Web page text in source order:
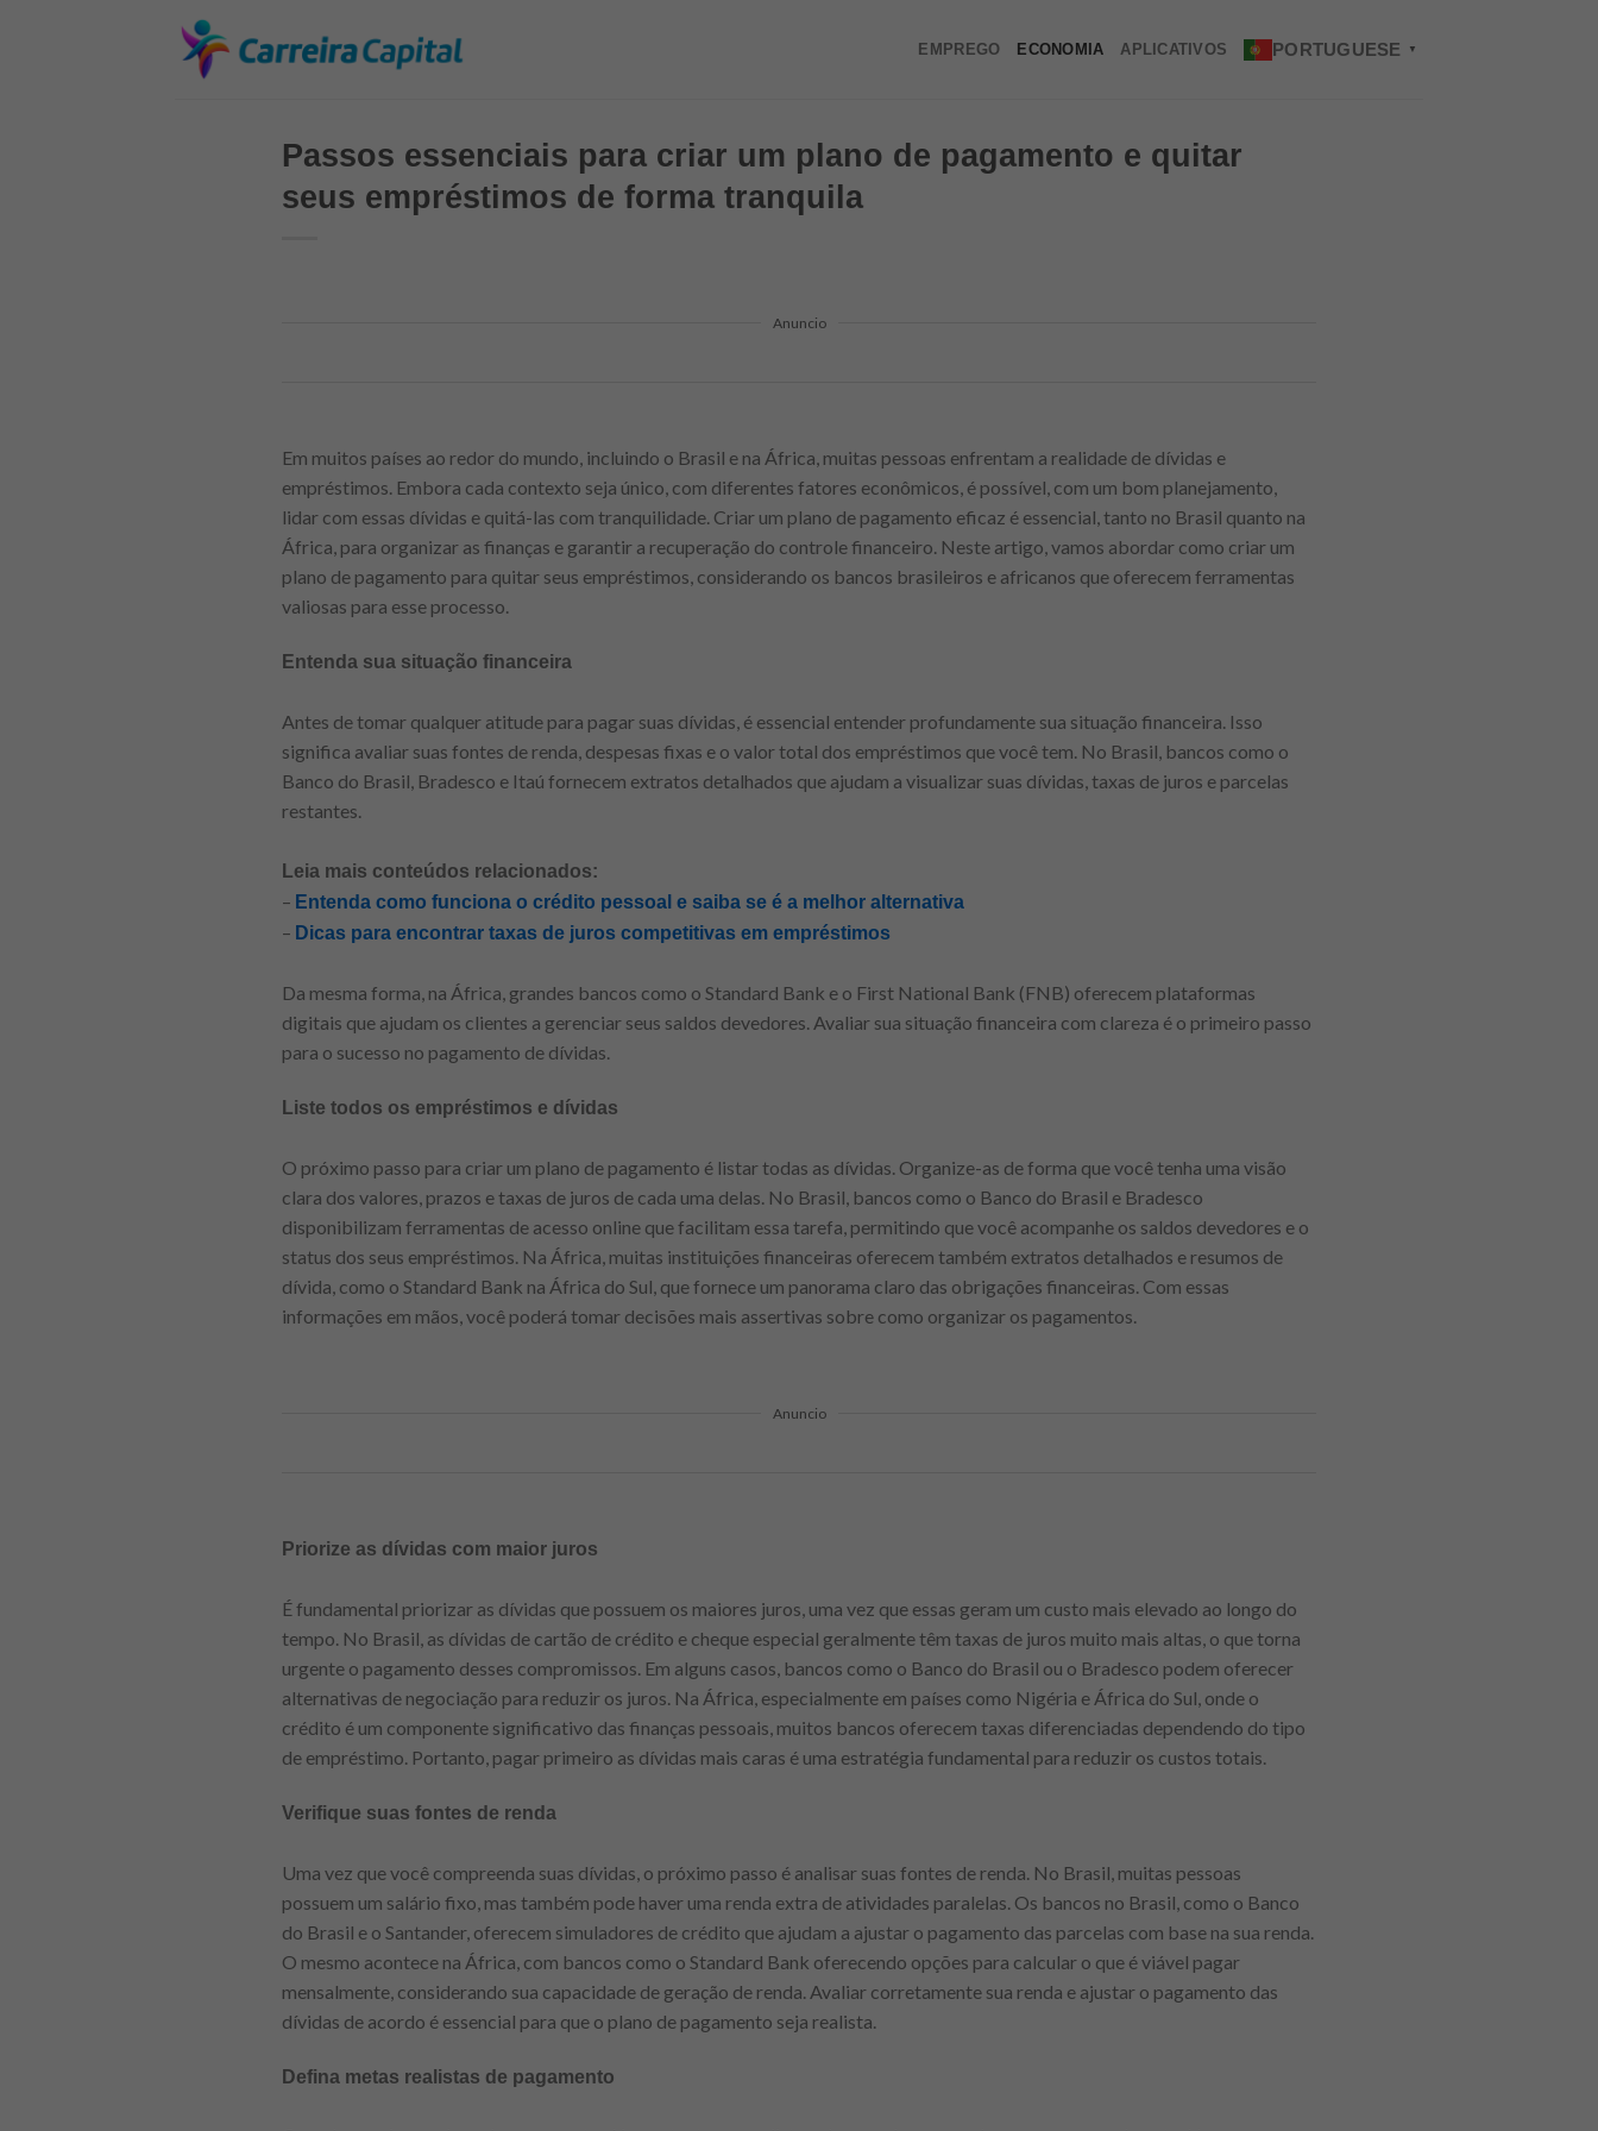
EMPREGO ECONOMIA APLICATIVOS PORTUGUESE ▼
Passos essenciais para criar um plano de pagamento e quitar
seus empréstimos de forma tranquila
Anuncio
Em muitos países ao redor do mundo, incluindo o Brasil e na África, muitas pessoas enfrentam a realidade de dívidas e
empréstimos. Embora cada contexto seja único, com diferentes fatores econômicos, é possível, com um bom planejamento,
lidar com essas dívidas e quitá-las com tranquilidade. Criar um plano de pagamento eficaz é essencial, tanto no Brasil quanto na
África, para organizar as finanças e garantir a recuperação do controle financeiro. Neste artigo, vamos abordar como criar um
plano de pagamento para quitar seus empréstimos, considerando os bancos brasileiros e africanos que oferecem ferramentas
valiosas para esse processo.
Entenda sua situação financeira
Antes de tomar qualquer atitude para pagar suas dívidas, é essencial entender profundamente sua situação financeira. Isso
significa avaliar suas fontes de renda, despesas fixas e o valor total dos empréstimos que você tem. No Brasil, bancos como o
Banco do Brasil, Bradesco e Itaú fornecem extratos detalhados que ajudam a visualizar suas dívidas, taxas de juros e parcelas
restantes.
Leia mais conteúdos relacionados:
– Entenda como funciona o crédito pessoal e saiba se é a melhor alternativa
– Dicas para encontrar taxas de juros competitivas em empréstimos
Da mesma forma, na África, grandes bancos como o Standard Bank e o First National Bank (FNB) oferecem plataformas
digitais que ajudam os clientes a gerenciar seus saldos devedores. Avaliar sua situação financeira com clareza é o primeiro passo
para o sucesso no pagamento de dívidas.
Liste todos os empréstimos e dívidas
O próximo passo para criar um plano de pagamento é listar todas as dívidas. Organize-as de forma que você tenha uma visão
clara dos valores, prazos e taxas de juros de cada uma delas. No Brasil, bancos como o Banco do Brasil e Bradesco
disponibilizam ferramentas de acesso online que facilitam essa tarefa, permitindo que você acompanhe os saldos devedores e o
status dos seus empréstimos. Na África, muitas instituições financeiras oferecem também extratos detalhados e resumos de
dívida, como o Standard Bank na África do Sul, que fornece um panorama claro das obrigações financeiras. Com essas
informações em mãos, você poderá tomar decisões mais assertivas sobre como organizar os pagamentos.
Anuncio
Priorize as dívidas com maior juros
É fundamental priorizar as dívidas que possuem os maiores juros, uma vez que essas geram um custo mais elevado ao longo do
tempo. No Brasil, as dívidas de cartão de crédito e cheque especial geralmente têm taxas de juros muito mais altas, o que torna
urgente o pagamento desses compromissos. Em alguns casos, bancos como o Banco do Brasil ou o Bradesco podem oferecer
alternativas de negociação para reduzir os juros. Na África, especialmente em países como Nigéria e África do Sul, onde o
crédito é um componente significativo das finanças pessoais, muitos bancos oferecem taxas diferenciadas dependendo do tipo
de empréstimo. Portanto, pagar primeiro as dívidas mais caras é uma estratégia fundamental para reduzir os custos totais.
Verifique suas fontes de renda
Uma vez que você compreenda suas dívidas, o próximo passo é analisar suas fontes de renda. No Brasil, muitas pessoas
possuem um salário fixo, mas também pode haver uma renda extra de atividades paralelas. Os bancos no Brasil, como o Banco
do Brasil e o Santander, oferecem simuladores de crédito que ajudam a ajustar o pagamento das parcelas com base na sua renda.
O mesmo acontece na África, com bancos como o Standard Bank oferecendo opções para calcular o que é viável pagar
mensalmente, considerando sua capacidade de geração de renda. Avaliar corretamente sua renda e ajustar o pagamento das
dívidas de acordo é essencial para que o plano de pagamento seja realista.
Defina metas realistas de pagamento